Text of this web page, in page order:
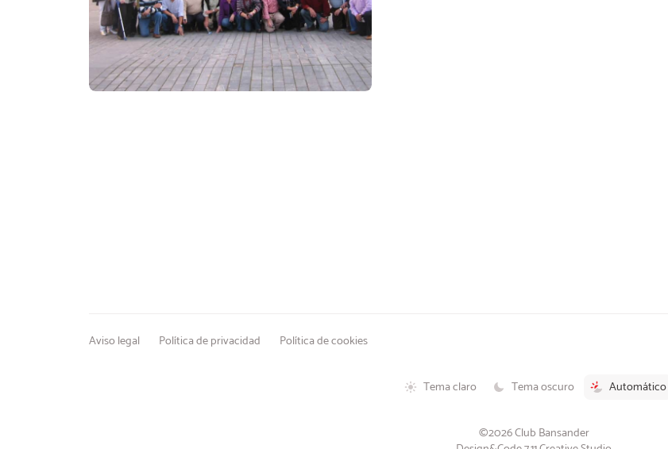
Aviso legal Política de privacidad Política de cookies
Tema claro Tema oscuro Automático
©2026 Club Bansander